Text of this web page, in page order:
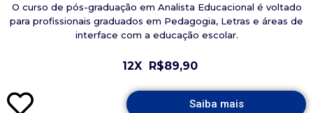
O curso de pós-graduação em Analista Educacional é voltado
para profissionais graduados em Pedagogia, Letras e áreas de
interface com a educação escolar.
12X R$89,90
Saiba mais